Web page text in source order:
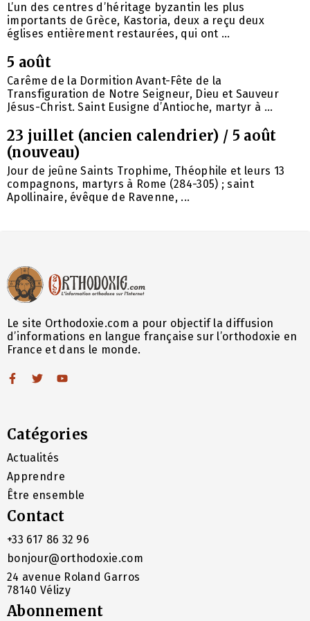
L’un des centres d’héritage byzantin les plus
importants de Grèce, Kastoria, deux a reçu deux
églises entièrement restaurées, qui ont ...
5 août
Carême de la Dormition Avant-Fête de la
Transfiguration de Notre Seigneur, Dieu et Sauveur
Jésus-Christ. Saint Eusigne d’Antioche, martyr à ...
23 juillet (ancien calendrier) / 5 août
(nouveau)
Jour de jeûne Saints Trophime, Théophile et leurs 13
compagnons, martyrs à Rome (284-305) ; saint
Apollinaire, évêque de Ravenne, ...
Le site Orthodoxie.com a pour objectif la diffusion
d’informations en langue française sur l’orthodoxie en
France et dans le monde.
Catégories
Actualités
Apprendre
Être ensemble
Contact
+33 617 86 32 96
bonjour@orthodoxie.com
24 avenue Roland Garros
78140 Vélizy
Abonnement